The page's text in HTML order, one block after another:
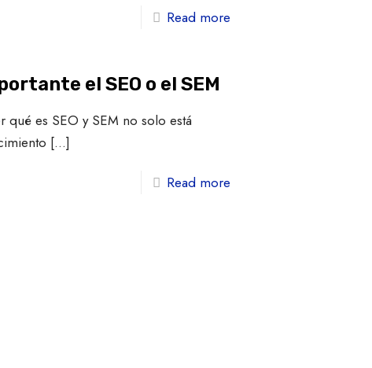
Read more
el SEO o el SEM
qué es SEO y SEM no solo está
[…]
Read more